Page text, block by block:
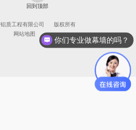
回到顶部
质工程有限公司
版权所有
网站地图
你们专业做幕墙的吗？